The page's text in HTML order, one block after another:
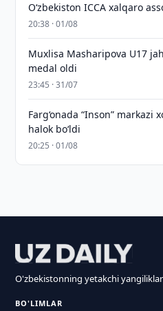
O‘zbekiston ICCA xalqaro
20:38 · 01/08
Muxlisa Masharipova U17
medal oldi
23:45 · 31/07
Farg‘onada “Inson”
halok bo‘ldi
20:25 · 01/08
O'zbekistonning yetakchi
BO'LIMLAR